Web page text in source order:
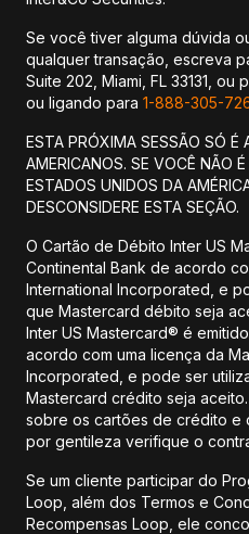
Se você tiver alguma dúvida
qualquer transação, escreva
Suite 202, Miami, FL 33131, ou
ou ligando para 1-888-305-
ESTA PRÓXIMA SESSÃO SÓ É
AMERICANOS. SE VOCÊ NÃO
ESTADOS UNIDOS DA
DESCONSIDERE ESTA SEÇÃO.
O Cartão de Débito Inter US
Continental Bank de acordo
International Incorporated, e
que Mastercard débito seja
Inter US Mastercard® é
acordo com uma licença da
Incorporated, e pode ser
Mastercard crédito seja
sobre os cartões de crédito e
por gentileza verifique o
Se um cliente participar do
Loop, além dos Termos e
Recompensas Loop, ele